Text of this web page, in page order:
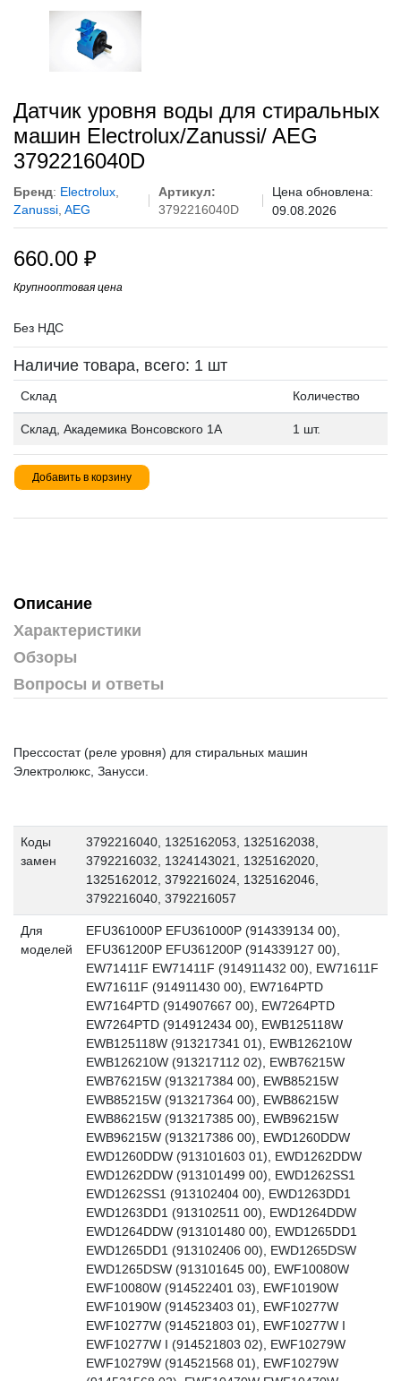
Датчик уровня воды для стиральных
машин Electrolux/Zanussi/ AEG
3792216040D
Бренд: Electrolux,
Zanussi, AEG
Артикул:
3792216040D
Цена обновлена:
09.08.2026
660.00 ₽
Крупнооптовая цена
Без НДС
Наличие товара, всего: 1 шт
Склад Количество
Склад, Академика Вонсовского 1А 1 шт.
Добавить в корзину
Описание
Характеристики
Обзоры
Вопросы и ответы
Прессостат (реле уровня) для стиральных машин
Электролюкс, Занусси.
Коды
замен
3792216040, 1325162053, 1325162038,
3792216032, 1324143021, 1325162020,
1325162012, 3792216024, 1325162046,
3792216040, 3792216057
Для
моделей
EFU361000P EFU361000P (914339134 00),
EFU361200P EFU361200P (914339127 00),
EW71411F EW71411F (914911432 00), EW71611F
EW71611F (914911430 00), EW7164PTD
EW7164PTD (914907667 00), EW7264PTD
EW7264PTD (914912434 00), EWB125118W
EWB125118W (913217341 01), EWB126210W
EWB126210W (913217112 02), EWB76215W
EWB76215W (913217384 00), EWB85215W
EWB85215W (913217364 00), EWB86215W
EWB86215W (913217385 00), EWB96215W
EWB96215W (913217386 00), EWD1260DDW
EWD1260DDW (913101603 01), EWD1262DDW
EWD1262DDW (913101499 00), EWD1262SS1
EWD1262SS1 (913102404 00), EWD1263DD1
EWD1263DD1 (913102511 00), EWD1264DDW
EWD1264DDW (913101480 00), EWD1265DD1
EWD1265DD1 (913102406 00), EWD1265DSW
EWD1265DSW (913101645 00), EWF10080W
EWF10080W (914522401 03), EWF10190W
EWF10190W (914523403 01), EWF10277W
EWF10277W (914521803 01), EWF10277W I
EWF10277W I (914521803 02), EWF10279W
EWF10279W (914521568 01), EWF10279W